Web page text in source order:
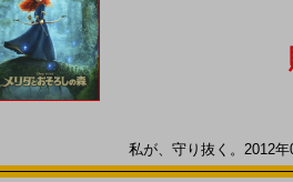
私が、守り抜く。2012